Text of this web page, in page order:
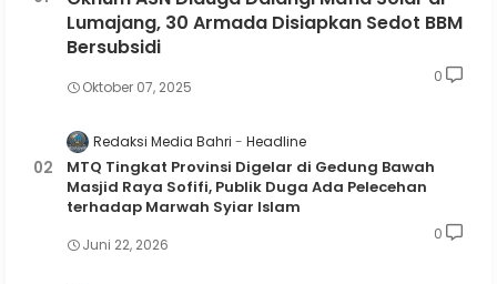
Lumajang, 30 Armada Disiapkan Sedot BBM
Bersubsidi
Oktober 07, 2025
0
Redaksi Media Bahri Headline
MTQ Tingkat Provinsi Digelar di Gedung Bawah
Masjid Raya Sofifi, Publik Duga Ada Pelecehan
terhadap Marwah Syiar Islam
Juni 22, 2026
0